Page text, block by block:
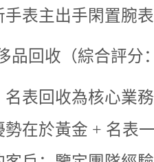
表主出手閑置腕
品回收（綜合評分
表回收為核心業
勢在於黃金 + 名表